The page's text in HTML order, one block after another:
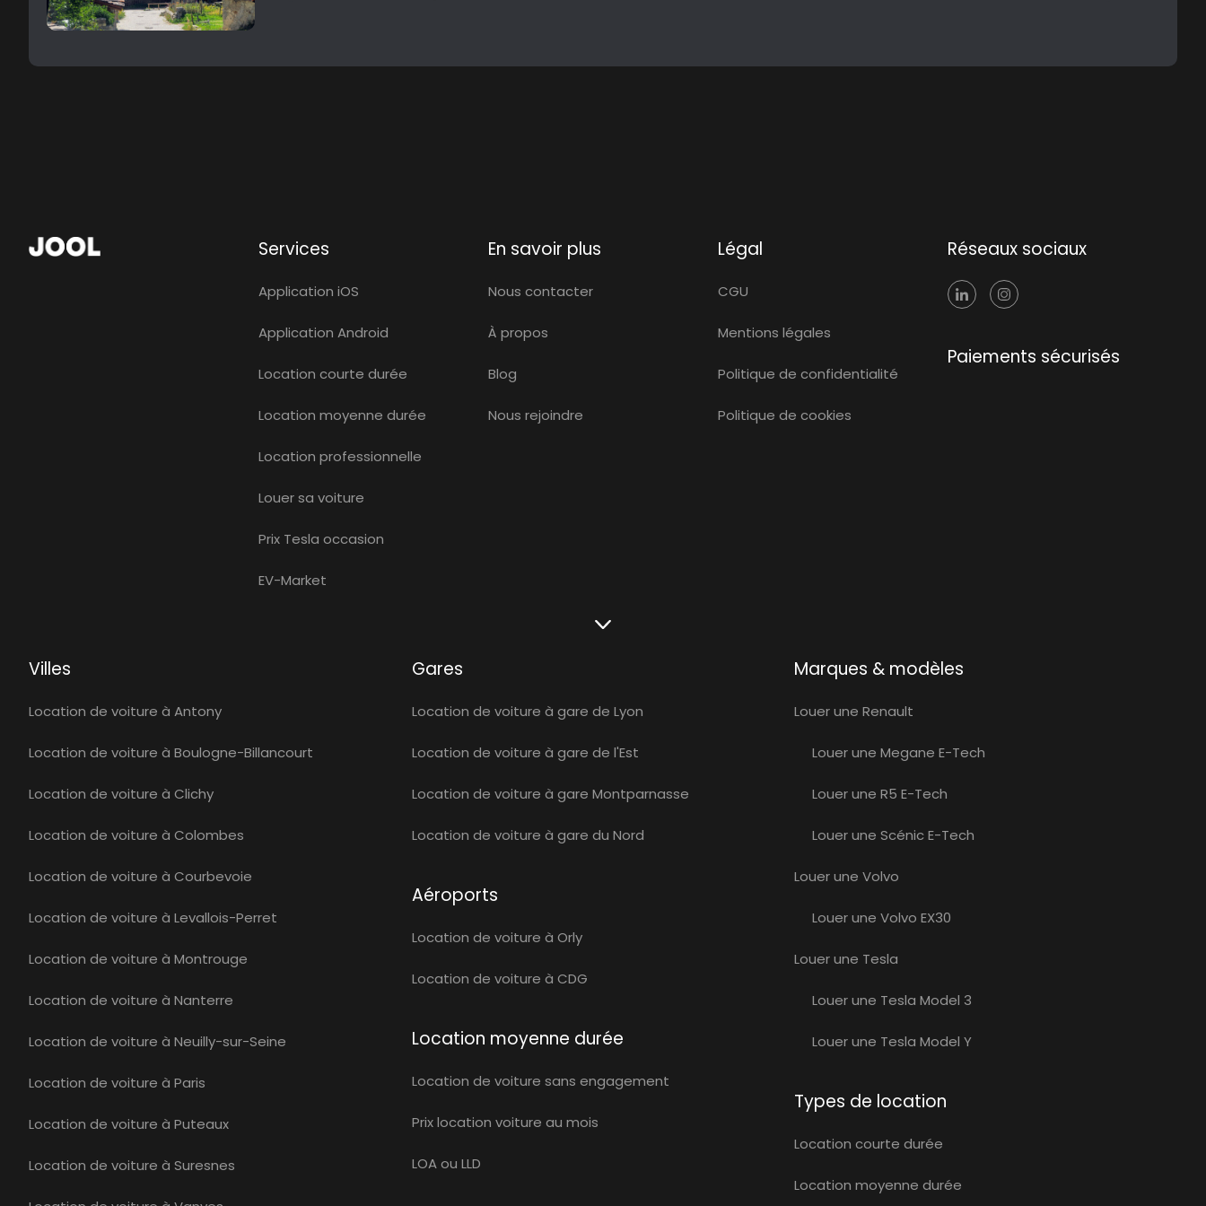
Services
Application iOS
Application Android
Location courte durée
Location moyenne durée
Location professionnelle
Louer sa voiture
Prix Tesla occasion
EV-Market
En savoir plus
Nous contacter
À propos
Blog
Nous rejoindre
Légal
CGU
Mentions légales
Politique de confidentialité
Politique de cookies
Réseaux sociaux
Paiements sécurisés
Villes
Location de voiture à Antony
Location de voiture à Boulogne-Billancourt
Location de voiture à Clichy
Location de voiture à Colombes
Location de voiture à Courbevoie
Location de voiture à Levallois-Perret
Location de voiture à Montrouge
Location de voiture à Nanterre
Location de voiture à Neuilly-sur-Seine
Location de voiture à Paris
Location de voiture à Puteaux
Location de voiture à Suresnes
Gares
Location de voiture à gare de Lyon
Location de voiture à gare de l'Est
Location de voiture à gare Montparnasse
Location de voiture à gare du Nord
Aéroports
Location de voiture à Orly
Location de voiture à CDG
Location moyenne durée
Location de voiture sans engagement
Prix location voiture au mois
LOA ou LLD
Marques & modèles
Louer une Renault
Louer une Megane E-Tech
Louer une R5 E-Tech
Louer une Scénic E-Tech
Louer une Volvo
Louer une Volvo EX30
Louer une Tesla
Louer une Tesla Model 3
Louer une Tesla Model Y
Types de location
Location courte durée
Location moyenne durée